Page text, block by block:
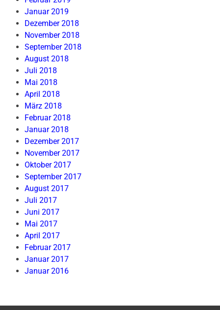
Januar 2019
Dezember 2018
November 2018
September 2018
August 2018
Juli 2018
Mai 2018
April 2018
März 2018
Februar 2018
Januar 2018
Dezember 2017
November 2017
Oktober 2017
September 2017
August 2017
Juli 2017
Juni 2017
Mai 2017
April 2017
Februar 2017
Januar 2017
Januar 2016